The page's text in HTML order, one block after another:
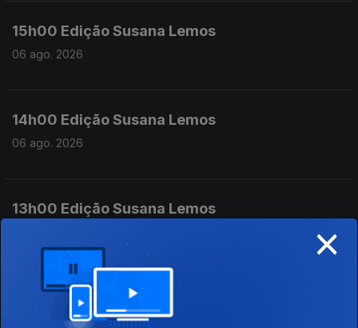
15h00 Edição Susana Lemos
06 ago. 2026
14h00 Edição Susana Lemos
06 ago. 2026
13h00 Edição Susana Lemos
12h00 Edição Susana Lemos
06 ago. 2026
×